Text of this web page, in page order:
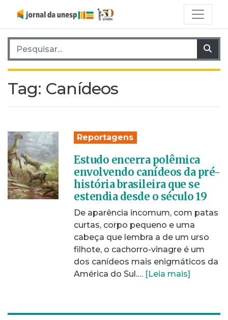
Pesquisar por:
Tag: Canídeos
Reportagens
Estudo encerra polêmica
envolvendo canídeos da pré-
história brasileira que se
estendia desde o século 19
De aparência incomum, com patas
curtas, corpo pequeno e uma
cabeça que lembra a de um urso
filhote, o cachorro-vinagre é um
dos canídeos mais enigmáticos da
América do Sul.… [Leia mais]